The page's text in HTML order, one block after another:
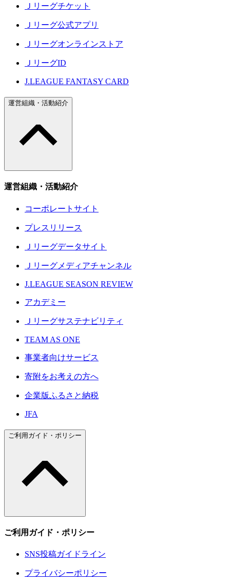
Ｊリーグチケット
Ｊリーグ公式アプリ
Ｊリーグオンラインストア
ＪリーグID
J.LEAGUE FANTASY CARD
運営組織・活動紹介
運営組織・活動紹介
コーポレートサイト
プレスリリース
Ｊリーグデータサイト
Ｊリーグメディアチャンネル
J.LEAGUE SEASON REVIEW
アカデミー
Ｊリーグサステナビリティ
TEAM AS ONE
事業者向けサービス
寄附をお考えの方へ
企業版ふるさと納税
JFA
ご利用ガイド・ポリシー
ご利用ガイド・ポリシー
SNS投稿ガイドライン
プライバシーポリシー